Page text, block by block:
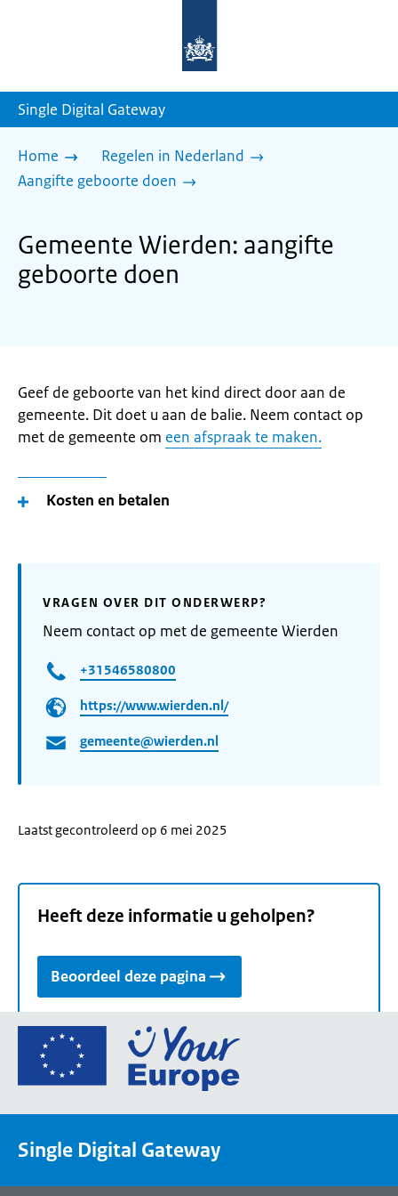
homepage
Single Digital Gateway
Home
Regelen in Nederland
Aangifte geboorte doen
Gemeente Wierden: aangifte
geboorte doen
Geef de geboorte van het kind direct door aan de
gemeente. Dit doet u aan de balie. Neem contact op
met de gemeente om een afspraak te maken.
Kosten en betalen
VRAGEN OVER DIT ONDERWERP?
Neem contact op met de gemeente Wierden
+31546580800
https://www.wierden.nl/
gemeente@wierden.nl
Laatst gecontroleerd op 6 mei 2025
Heeft deze informatie u geholpen?
Beoordeel deze pagina
Ga
de
een
Single Digital Gateway